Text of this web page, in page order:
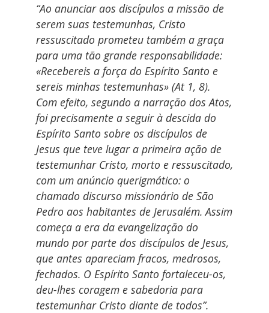
“Ao anunciar aos discípulos a missão de
serem suas testemunhas, Cristo
ressuscitado prometeu também a graça
para uma tão grande responsabilidade:
«Recebereis a força do Espírito Santo e
sereis minhas testemunhas» (At 1, 8).
Com efeito, segundo a narração dos Atos,
foi precisamente a seguir à descida do
Espírito Santo sobre os discípulos de
Jesus que teve lugar a primeira ação de
testemunhar Cristo, morto e ressuscitado,
com um anúncio querigmático: o
chamado discurso missionário de São
Pedro aos habitantes de Jerusalém. Assim
começa a era da evangelização do
mundo por parte dos discípulos de Jesus,
que antes apareciam fracos, medrosos,
fechados. O Espírito Santo fortaleceu-os,
deu-lhes coragem e sabedoria para
testemunhar Cristo diante de todos”.